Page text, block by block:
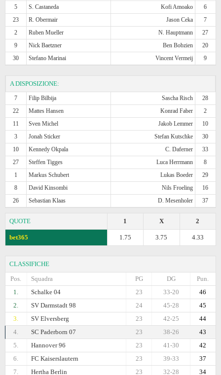
5
S. Castaneda Kofi Amoako
6
23
R. Obermair Jason Ceka
7
2
Ruben Mueller N. Hauptmann
27
9
Nick Baetzner Ben Bobzien
20
30
Stefano Marinai Vincent Vermeij 9
A DISPOSIZIONE:
7 Filip Bilbija Sascha Risch
28
22
Mattes Hansen Konrad Faber
2
11
Sven Michel Jakob Lemmer
10
3
Jonah Sticker Stefan Kutschke
30
10
Kennedy Okpala C. Daferner
33
27
Steffen Tigges Luca Herrmann
8
1
Markus Schubert Lukas Boeder
29
8
David Kinsombi Nils Froeling
16
26
Sebastian Klaas D. Mesenholer 37
QUOTE 2
X
1
bet365 4.33
3.75
1.75
CLASSIFICHE
Pos.
Squadra Pun.
DG
PG
1.
Schalke 04 46
33-20
23
2.
SV Darmstadt 98 45
45-28
24
3.
SV Elversberg 44
42-25
23
4.
SC Paderborn 07 43
38-26
23
5.
Hannover 96 42
41-30
23
6.
FC Kaiserslautern 37
39-33
23
7.
Hertha Berlin 34
32-28
23